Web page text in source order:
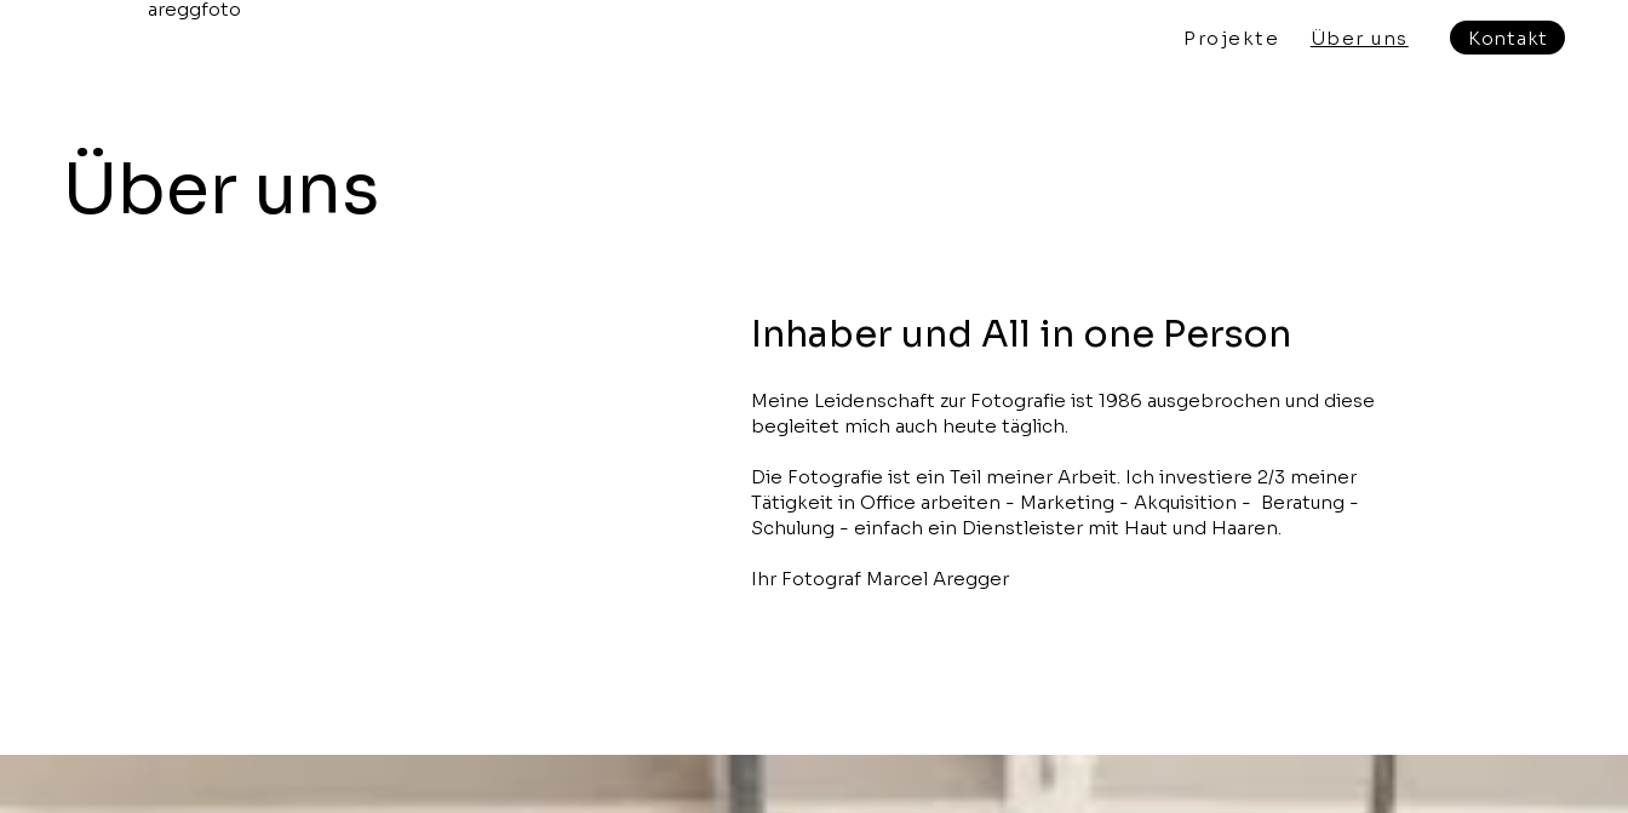
areggfoto
Projekte
Über uns Kontakt
Über uns
Inhaber und All in one Person
Meine Leidenschaft zur Fotografie ist 1986 ausgebrochen und diese
begleitet mich auch heute täglich.
Die Fotografie ist ein Teil meiner Arbeit. Ich investiere 2/3 meiner
Tätigkeit in Office arbeiten - Marketing - Akquisition - Beratung -
Schulung - einfach ein Dienstleister mit Haut und Haaren.
Ihr Fotograf Marcel Aregger